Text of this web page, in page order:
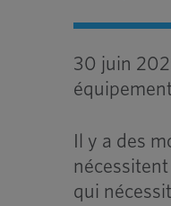
30 juin
Il y a des
qui